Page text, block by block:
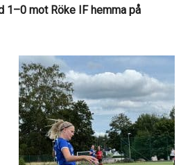
1–0 mot Röke IF hemma på